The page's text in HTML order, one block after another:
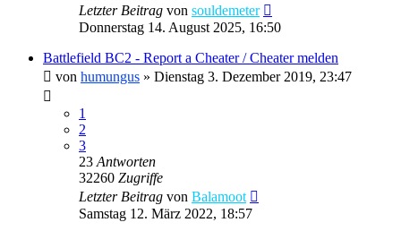
Letzter Beitrag von souldemeter
Donnerstag 14. August 2025, 16:50
Battlefield BC2 - Report a Cheater / Cheater melden
von humungus » Dienstag 3. Dezember 2019, 23:47
1
2
3
23 Antworten
32260 Zugriffe
Letzter Beitrag von Balamoot
Samstag 12. März 2022, 18:57